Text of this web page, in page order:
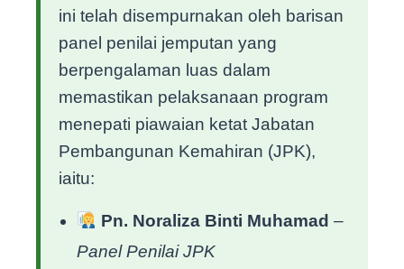
ini telah disempurnakan oleh barisan
panel penilai jemputan yang
berpengalaman luas dalam
memastikan pelaksanaan program
menepati piawaian ketat Jabatan
Pembangunan Kemahiran (JPK),
iaitu:
Pn. Noraliza Binti Muhamad –
Panel Penilai JPK